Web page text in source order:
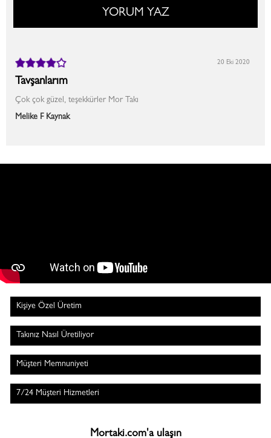
YORUM YAZ
Tavşanlarım
Çok çok güzel, teşekkürler Mor Takı
Melike F Kaynak
20 Eki 2020
Kişiye Özel Üretim
Takınız Nasıl Üretiliyor
Müşteri Memnuniyeti
7/24 Müşteri Hizmetleri
Mortaki.com'a ulaşın